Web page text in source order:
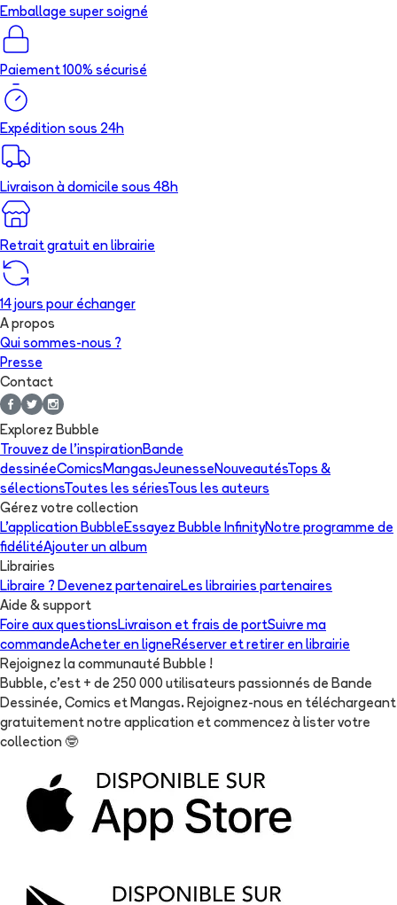
Emballage super soigné
Paiement 100% sécurisé
Expédition sous 24h
Livraison à domicile sous 48h
Retrait gratuit en librairie
14 jours pour échanger
A propos
Qui sommes-nous ?
Presse
Contact
Explorez Bubble
Trouvez de l'inspirationBande
dessinéeComicsMangasJeunesseNouveautésTops &
sélectionsToutes les sériesTous les auteurs
Gérez votre collection
L'application BubbleEssayez Bubble InfinityNotre programme de
fidélitéAjouter un album
Librairies
Libraire ? Devenez partenaireLes librairies partenaires
Aide & support
Foire aux questionsLivraison et frais de portSuivre ma
commandeAcheter en ligneRéserver et retirer en librairie
Rejoignez la communauté Bubble !
Bubble, c'est + de 250 000 utilisateurs passionnés de Bande
Dessinée, Comics et Mangas. Rejoignez-nous en téléchargeant
gratuitement notre application et commencez à lister votre
collection 🤓